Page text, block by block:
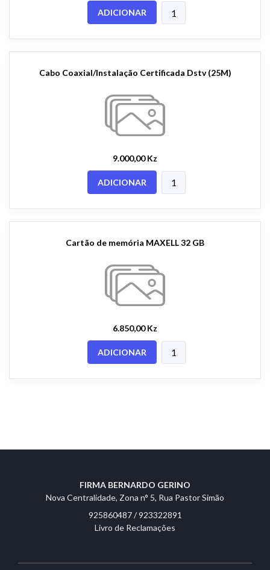
ADICIONAR
Cabo Coaxial/Instalação Certificada Dstv (25M)
9.000,00 Kz
ADICIONAR
Cartão de memória MAXELL 32 GB
6.850,00 Kz
ADICIONAR
FIRMA BERNARDO GERINO
Nova Centralidade, Zona n° 5, Rua Pastor Simão
925860487 / 923322891
Livro de Reclamações